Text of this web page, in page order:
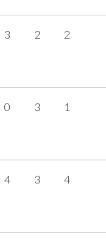
3 2 2
0 3 1
4 3 4